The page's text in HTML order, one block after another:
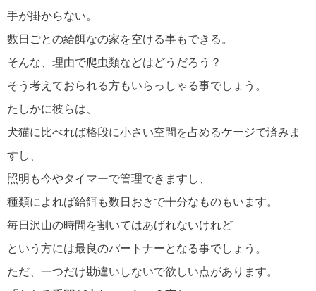
手が掛からない。
数日ごとの給餌なの家を空ける事もできる。
そんな、理由で爬虫類などはどうだろう？
そう考えておられる方もいらっしゃる事でしょう。
たしかに彼らは、
犬猫に比べれば格段に小さい空間を占めるケージで済みま
すし、
照明も今やタイマーで管理できますし、
種類によれば給餌も数日おきで十分なものもいます。
毎日沢山の時間を割いてはあげれないけれど
という方には最良のパートナーとなる事でしょう。
ただ、一つだけ勘違いしないで欲しい点があります。